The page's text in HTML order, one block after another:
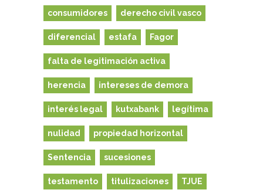
consumidores derecho civil vasco
diferencial estafa Fagor
falta de legitimación activa
herencia intereses de demora
interés legal kutxabank legítima
nulidad propiedad horizontal
Sentencia sucesiones
testamento titulizaciones TJUE